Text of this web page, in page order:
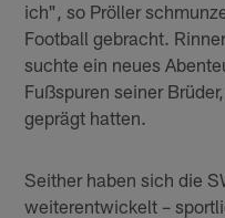
ich", so Pröller
Football gebracht.
suchte ein neues
Fußspuren seiner
geprägt hatten.
Seither haben sich die
weiterentwickelt –